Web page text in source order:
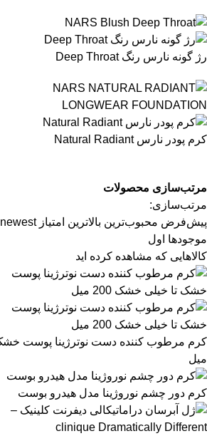
رژ گونه نارس رنگ Deep Throat
کرم پودر نارس Natural Radiant
مرتب‌سازی محصولات
مرتب‌سازی:
پیش‌فرض محبوب‌ترین بالاترین امتیاز newest
موجودها اول
کالاهایی که مشاهده کرده اید
میل
کرم دور چشم نوروژینا مدل هیدرو بوست